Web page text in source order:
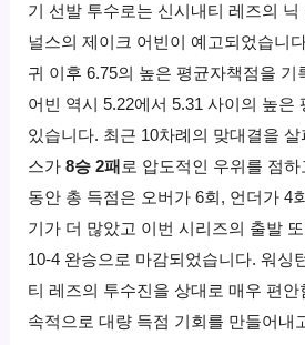
기 선발 투수로는 신시내티 레즈의 닉
널스의 제이크 어빈이 예고되었습니
귀 이후 6.75의 높은 평균자책점을 기
어빈 역시 5.22에서 5.31 사이의 높은
있습니다. 최근 10차례의 맞대결을
스가8승 2패 로 압도적인 우위를 점
동안 총 득점은 오버가 6회, 언더가 4
기가 더 많았고 이번 시리즈의 출발
10-4 완승으로 마감되었습니다. 워싱
티 레즈의 투수진을 상대로 매우 편안
속적으로 대량 득점 기회를 만들어내